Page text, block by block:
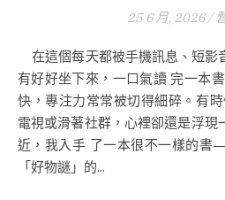
25 6 月, 2026 /
在這個每天都被手機訊息、短影音轟炸的時代，你有多久沒
有好好坐下來，一口氣讀 完一本
快，專注力常常被切得細碎。有
電視或滑著社群，心裡卻還是浮現
近，我入手 了一本很不一樣的
「好物謎」的...